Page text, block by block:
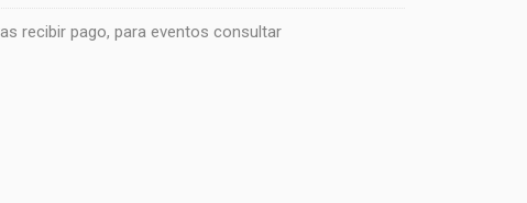
recibir pago, para eventos consultar